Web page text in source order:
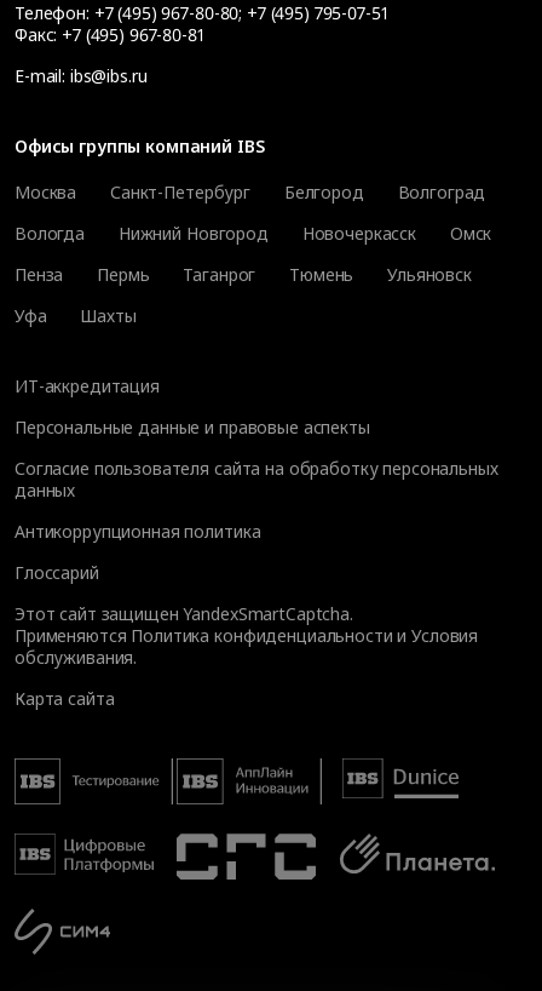
Телефон: +7 (495) 967-80-80; +7 (495) 795-07-51
Факс: +7 (495) 967-80-81
E-mail: ibs@ibs.ru
Офисы группы компаний IBS
Москва
Санкт-Петербург Белгород
Волгоград
Вологда
Нижний Новгород Новочеркасск
Омск
Пенза
Пермь Таганрог Тюмень
Ульяновск
Уфа
Шахты
ИТ-аккредитация
Персональные данные и правовые аспекты
Согласие пользователя сайта на обработку персональных
данных
Антикоррупционная политика
Глоссарий
Этот сайт защищен YandexSmartCaptcha.
Применяются Политика конфиденциальности иУсловия
обслуживания.
Карта сайта